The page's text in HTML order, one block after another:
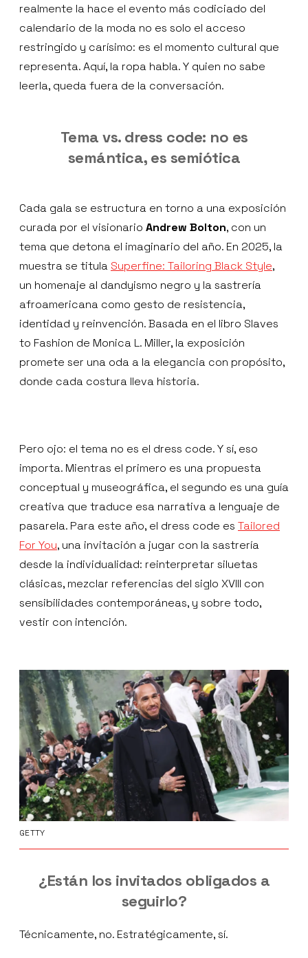
realmente la hace el evento más codiciado del
calendario de la moda no es solo el acceso
restringido y carísimo: es el momento cultural que
representa. Aquí, la ropa habla. Y quien no sabe
leerla, queda fuera de la conversación.
Tema vs. dress code: no es
semántica, es semiótica
Cada gala se estructura en torno a una exposición
curada por el visionario Andrew Bolton, con un
tema que detona el imaginario del año. En 2025, la
muestra se titula Superfine: Tailoring Black Style,
un homenaje al dandyismo negro y la sastrería
afroamericana como gesto de resistencia,
identidad y reinvención. Basada en el libro Slaves
to Fashion de Monica L. Miller, la exposición
promete ser una oda a la elegancia con propósito,
donde cada costura lleva historia.
Pero ojo: el tema no es el dress code. Y sí, eso
importa. Mientras el primero es una propuesta
conceptual y museográfica, el segundo es una guía
creativa que traduce esa narrativa a lenguaje de
pasarela. Para este año, el dress code es Tailored
For You, una invitación a jugar con la sastrería
desde la individualidad: reinterpretar siluetas
clásicas, mezclar referencias del siglo XVIII con
sensibilidades contemporáneas, y sobre todo,
vestir con intención.
GETTY
¿Están los invitados obligados a
seguirlo?
Técnicamente, no. Estratégicamente, sí.